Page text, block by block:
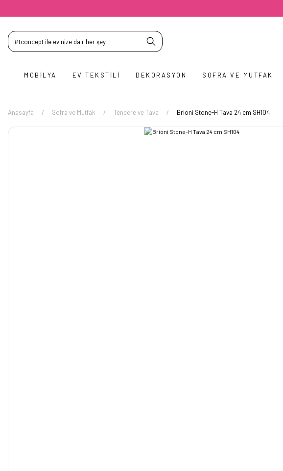
MOBILYA EV TEKSTILI DEKORASYON SOFRA VE MUTFAK
Anasayfa Sofra ve Mutfak Tencere ve Tava Brioni Stone-H Tava 24 cm SH104